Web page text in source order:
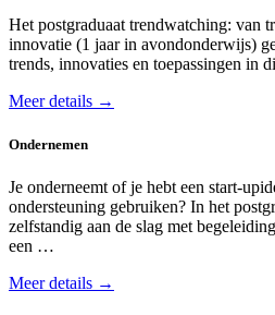
Het postgraduaat trendwatching: van
innovatie (1 jaar in avond­onderwijs)
trends, innovaties en toepassingen in
Meer details →
Ondernemen
Je onderneemt of je hebt een start-
ondersteuning gebruiken? In het
zelfstandig aan de slag met
een …
Meer details →